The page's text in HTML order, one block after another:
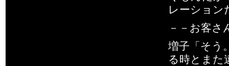
レーション
－－お客
増子「そう
る時とまた